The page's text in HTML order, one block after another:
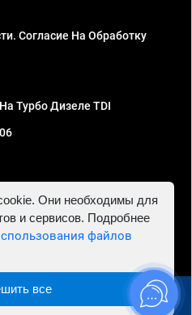
Согласие На Обработку
Турбо Дизеле TDI
ИНН 781302555843,
Томске - Автосервис "Евро
Они необходимы для
и сервисов. Подробнее
файлов
все